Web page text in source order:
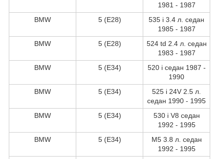
1981 - 1987
BMW
5 (E28)
535 i 3.4 л. седан
1985 - 1987
BMW
5 (E28)
524 td 2.4 л. седан
1983 - 1987
BMW
5 (E34)
520 i седан 1987 -
1990
BMW
5 (E34)
525 i 24V 2.5 л.
седан 1990 - 1995
BMW
5 (E34)
530 i V8 седан
1992 - 1995
BMW
5 (E34)
M5 3.8 л. седан
1992 - 1995